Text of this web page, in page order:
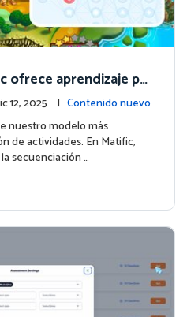
ofrece aprendizaje pe
de Aventuras
12, 2025 | Contenido nuevo
nuestro modelo más
de actividades. En Matific,
secuenciación …